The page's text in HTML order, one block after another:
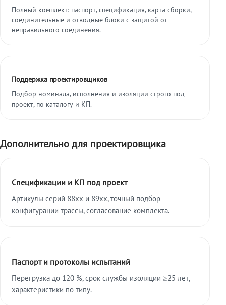
Полный комплект: паспорт, спецификация, карта сборки,
соединительные и отводные блоки с защитой от
неправильного соединения.
Поддержка проектировщиков
Подбор номинала, исполнения и изоляции строго под
проект, по каталогу и КП.
Дополнительно для проектировщика
Спецификации и КП под проект
Артикулы серий 88xx и 89xx, точный подбор
конфигурации трассы, согласование комплекта.
Паспорт и протоколы испытаний
Перегрузка до 120 %, срок службы изоляции ≥25 лет,
характеристики по типу.